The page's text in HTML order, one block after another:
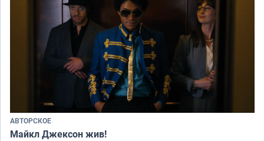
АВТОРСКОЕ
Майкл Джексон жив!